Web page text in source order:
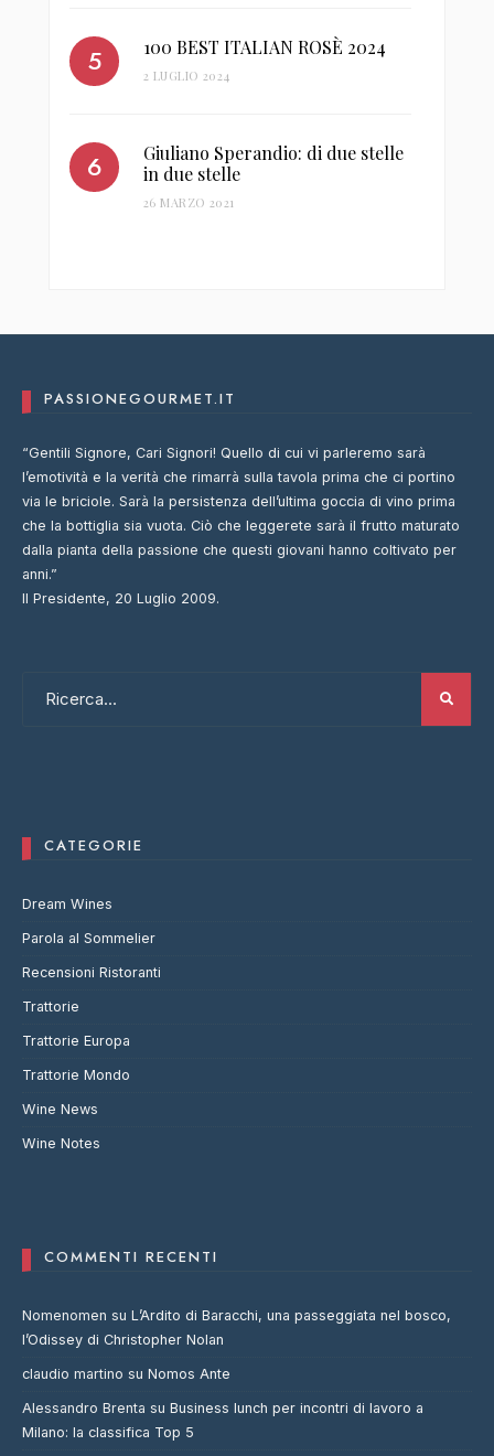
100 BEST ITALIAN ROSÈ 2024
2 LUGLIO 2024
Giuliano Sperandio: di due stelle
in due stelle
26 MARZO 2021
PASSIONEGOURMET.IT
“Gentili Signore, Cari Signori! Quello di cui vi parleremo sarà
l’emotività e la verità che rimarrà sulla tavola prima che ci portino
via le briciole. Sarà la persistenza dell’ultima goccia di vino prima
che la bottiglia sia vuota. Ciò che leggerete sarà il frutto maturato
dalla pianta della passione che questi giovani hanno coltivato per
anni.”
Il Presidente, 20 Luglio 2009.
CATEGORIE
Dream Wines
Parola al Sommelier
Recensioni Ristoranti
Trattorie
Trattorie Europa
Trattorie Mondo
Wine News
Wine Notes
COMMENTI RECENTI
Nomenomen su L’Ardito di Baracchi, una passeggiata nel bosco,
l’Odissey di Christopher Nolan
claudio martino su Nomos Ante
Alessandro Brenta su Business lunch per incontri di lavoro a
Milano: la classifica Top 5